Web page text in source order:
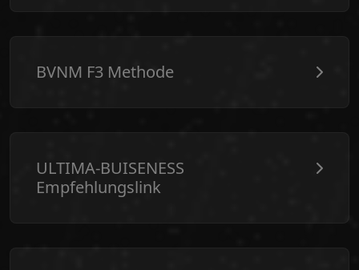
BVNM F3 Methode
ULTIMA-BUISENESS
Empfehlungslink